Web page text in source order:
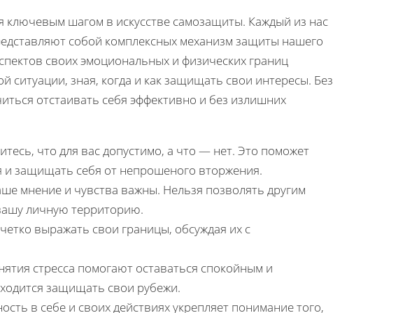
ключевым шагом в искусстве самозащиты. Каждый из нас
собой комплексных механизм защиты нашего
своих эмоциональных и физических границ
ситуации, зная, когда и как защищать свои интересы. Без
отстаивать себя эффективно и без излишних
что для вас допустимо, а что — нет. Это поможет
защищать себя от непрошеного вторжения.
мнение и чувства важны. Нельзя позволять другим
личную территорию.
выражать свои границы, обсуждая их с
стресса помогают оставаться спокойным и
защищать свои рубежи.
в себе и своих действиях укрепляет понимание того,